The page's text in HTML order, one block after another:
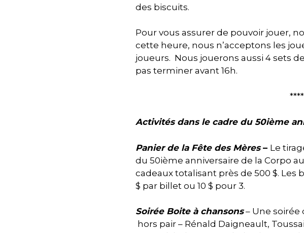
des biscuits.
Pour vous assurer de pouvoir jouer,
cette heure, nous n’acceptons les
joueurs. Nous jouerons aussi 4 sets
pas terminer avant 16h.
Activités dans le cadre du 50ième
Panier de la Fête des Mères– Le
du 50ième anniversaire de la Corpo
cadeaux totalisant près de 500 $. Les
$ par billet ou 10 $ pour 3.
Soirée Boite à chansons– Une soirée
hors pair – Rénald Daigneault,